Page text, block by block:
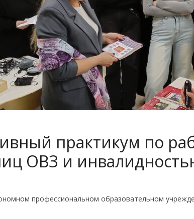
практикум по
ОВЗ и
профессиональном образовательном